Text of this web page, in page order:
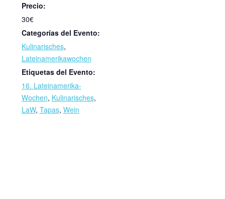
Precio:
30€
Categorías del Evento:
Kulinarisches,
Lateinamerikawochen
Etiquetas del Evento:
16. Lateinamerika-
Wochen, Kulinarisches,
LaW, Tapas, Wein